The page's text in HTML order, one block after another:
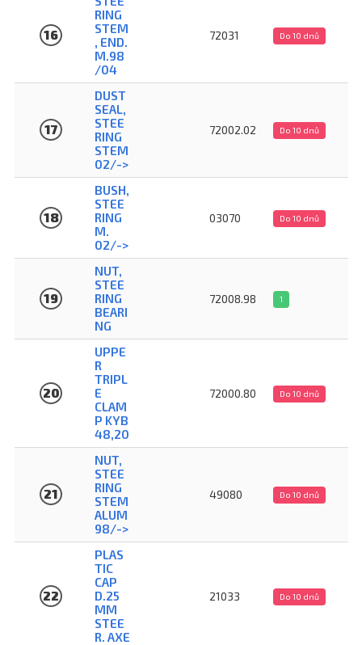
16
RING
STEM
, END.
M.98
/04
72031 Do 10 dnů
17
DUST
SEAL,
STEE
RING
STEM
02/->
72002.02 Do 10 dnů
18
BUSH,
STEE
RING
M.
02/->
03070 Do 10 dnů
19
NUT,
STEE
RING
BEARI
NG
72008.98 1
20
UPPE
R
TRIPL
E
CLAM
P KYB
48,20
72000.80 Do 10 dnů
21
NUT,
STEE
RING
STEM
ALUM
98/->
49080 Do 10 dnů
22
PLAS
TIC
CAP
D.25
MM
STEE
R. AXE
21033 Do 10 dnů